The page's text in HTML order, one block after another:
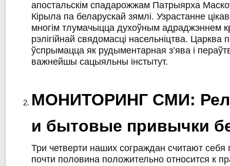
апостальскім спадарожжам Патрыярха
Кірыла па беларускай зямлі. Узрастанне
многім тлумачыцца духоўным адраджэннем
рэлігійнай свядомасці насельніцтва. Царква
ўспрымацца як рудыментарная з’ява і
важнейшы сацыяльны інстытут.
МОНИТОРИНГ СМИ:
и бытовые привычки
Три четверти наших сограждан считают
почти половина положительно относится к